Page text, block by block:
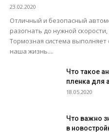
23.02.2020
Отличный и безопасный
разогнать до нужной
Тормозная система
наша жизнь....
Что такое
пленка для
18.05.2020
Что важно
в